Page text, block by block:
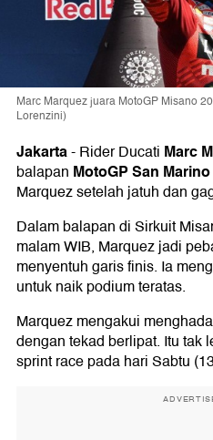
Marc Marquez juara MotoGP Misano
Lorenzini)
Jakarta-Rider Ducati Marc
balapan MotoGP San
Marquez setelah jatuh dan
Dalam balapan di Sirkuit
malam WIB, Marquez jadi
menyentuh garis finis. Ia
untuk naik podium teratas.
Marquez mengakui
dengan tekad berlipat. Itu tak
sprint race pada hari Sabtu